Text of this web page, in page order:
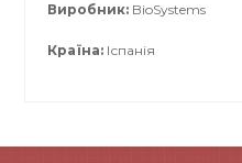
Виробник: BioSystems
Країна: Іспанія